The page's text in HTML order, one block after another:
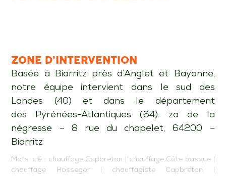
ZONE D’INTERVENTION
Basée à Biarritz près d’Anglet et Bayonne,
notre équipe intervient dans le sud des
Landes (40) et dans le département
des Pyrénées-Atlantiques (64). za de la
négresse – 8 rue du chapelet, 64200 –
Biarritz
Mots-clé : chauffage Capbreton chauffage Côte basque|
chauffage Hossegor| chauffagiste Capbreton